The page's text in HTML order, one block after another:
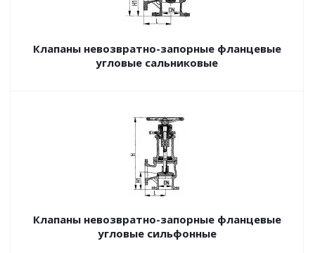
Клапаны невозвратно-запорные фланцевые
угловые сальниковые
Клапаны невозвратно-запорные фланцевые
угловые сильфонные